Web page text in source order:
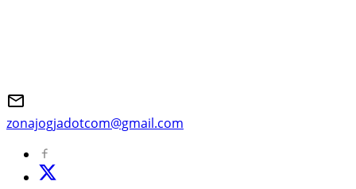
zonajogjadotcom@gmail.com